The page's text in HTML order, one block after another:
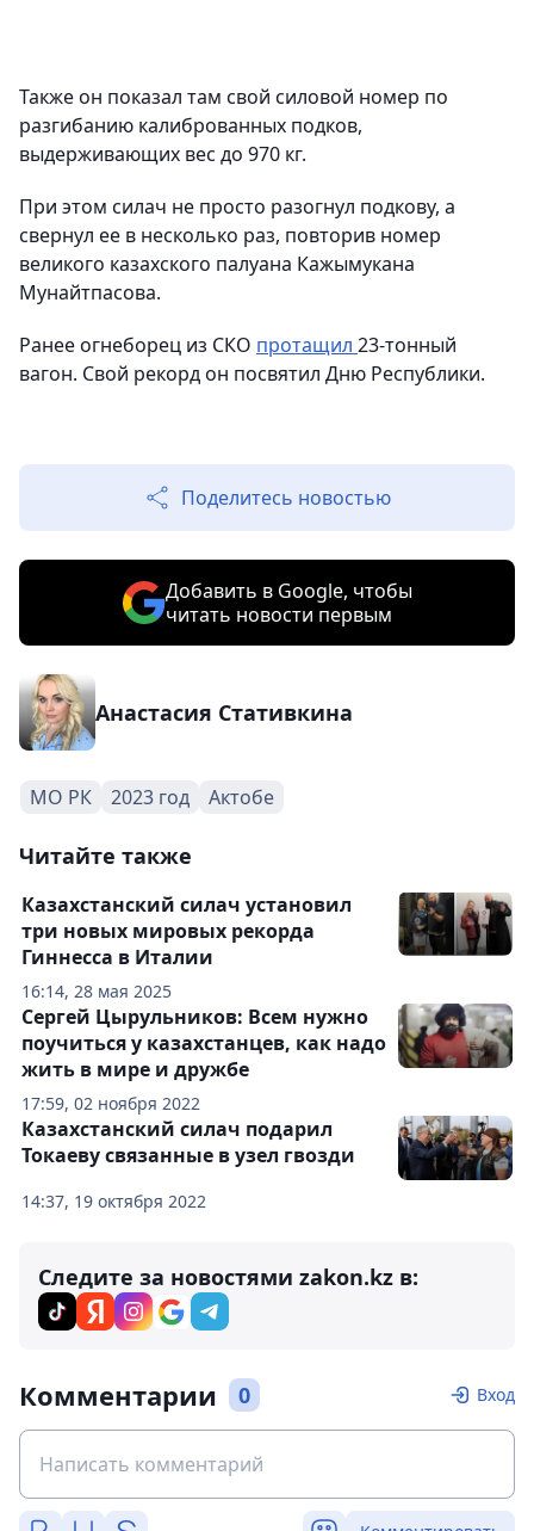
Также он показал там свой силовой номер по
разгибанию калиброванных подков,
выдерживающих вес до 970 кг.
При этом силач не просто разогнул подкову, а
свернул ее в несколько раз, повторив номер
великого казахского палуана Кажымукана
Мунайтпасова.
Ранее огнеборец из СКО протащил 23-тонный
вагон. Свой рекорд он посвятил Дню Республики.
Поделитесь новостью
Добавить в Google, чтобы
читать новости первым
Анастасия Стативкина
МО РК 2023 год Актобе
Читайте также
16:14, 28 мая 2025
Казахстанский силач установил
три новых мировых рекорда
Гиннесса в Италии
17:59, 02 ноября 2022
Сергей Цырульников: Всем нужно
поучиться у казахстанцев, как надо
жить в мире и дружбе
14:37, 19 октября 2022
Казахстанский силач подарил
Токаеву связанные в узел гвозди
Следите за новостями zakon.kz в:
Комментарии 0 Вход